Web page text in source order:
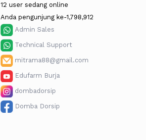
12 user sedang online
Anda pengunjung ke-1,798,912
Admin Sales
Technical Support
mitrama88@gmail.com
Edufarm Burja
dombadorsip
Domba Dorsip